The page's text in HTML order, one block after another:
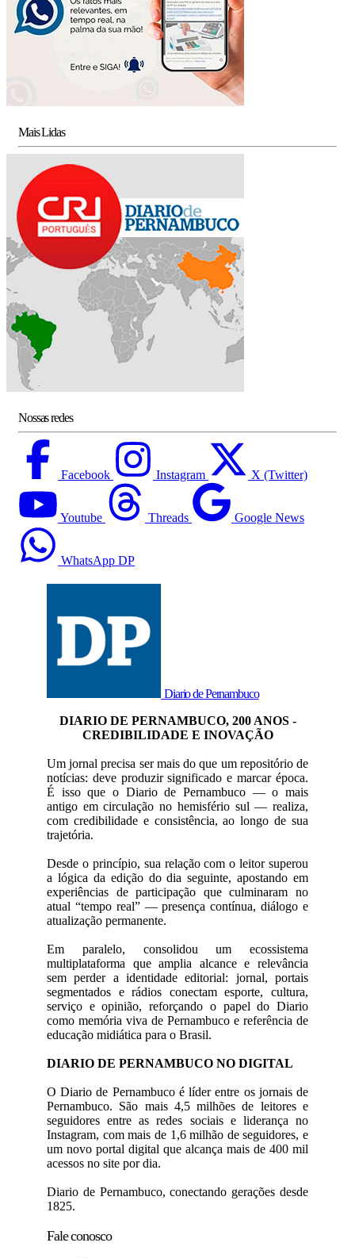
Mais Lidas
Nossas redes
Facebook Instagram X (Twitter)
Youtube Threads Google News
WhatsApp DP
Diario de Pernambuco
DIARIO DE PERNAMBUCO, 200 ANOS -
CREDIBILIDADE E INOVAÇÃO
Um jornal precisa ser mais do que um repositório de
notícias: deve produzir significado e marcar época.
É isso que o Diario de Pernambuco — o mais
antigo em circulação no hemisfério sul — realiza,
com credibilidade e consistência, ao longo de sua
trajetória.
Desde o princípio, sua relação com o leitor superou
a lógica da edição do dia seguinte, apostando em
experiências de participação que culminaram no
atual “tempo real” — presença contínua, diálogo e
atualização permanente.
Em paralelo, consolidou um ecossistema
multiplataforma que amplia alcance e relevância
sem perder a identidade editorial: jornal, portais
segmentados e rádios conectam esporte, cultura,
serviço e opinião, reforçando o papel do Diario
como memória viva de Pernambuco e referência de
educação midiática para o Brasil.
DIARIO DE PERNAMBUCO NO DIGITAL
O Diario de Pernambuco é líder entre os jornais de
Pernambuco. São mais 4,5 milhões de leitores e
seguidores entre as redes sociais e liderança no
Instagram, com mais de 1,6 milhão de seguidores, e
um novo portal digital que alcança mais de 400 mil
acessos no site por dia.
Diario de Pernambuco, conectando gerações desde
1825.
Fale conosco